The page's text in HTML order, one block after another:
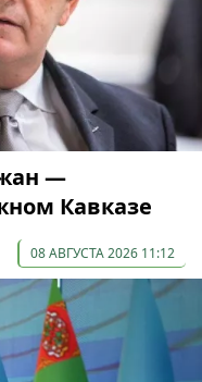
—
Кавказе
08 АВГУСТА 2026 11:12